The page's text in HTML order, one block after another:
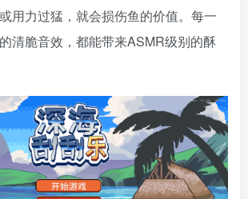
戏
度
注
问题求助
869热度
关注
手机游戏
550热度
关注
用力过猛，就会损伤鱼的价值。每一
清脆音效，都能带来ASMR级别的酥